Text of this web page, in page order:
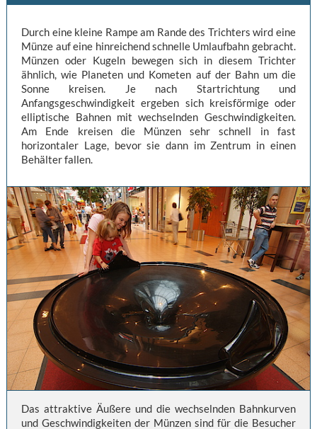
Durch eine kleine Rampe am Rande des Trichters wird eine
Münze auf eine hinreichend schnelle Umlaufbahn gebracht.
Münzen oder Kugeln bewegen sich in diesem Trichter
ähnlich, wie Planeten und Kometen auf der Bahn um die
Sonne kreisen. Je nach Startrichtung und
Anfangsgeschwindigkeit ergeben sich kreisförmige oder
elliptische Bahnen mit wechselnden Geschwindigkeiten.
Am Ende kreisen die Münzen sehr schnell in fast
horizontaler Lage, bevor sie dann im Zentrum in einen
Behälter fallen.
Das attraktive Äußere und die wechselnden Bahnkurven
und Geschwindigkeiten der Münzen sind für die Besucher